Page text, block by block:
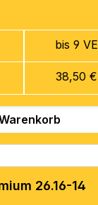
bis 9 VE
38,50 €
26.16-14